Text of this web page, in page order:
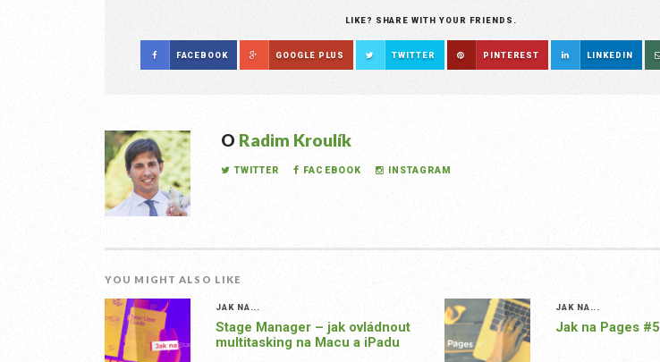
LIKE? SHARE WITH YOUR FRIENDS.
FACEBOOK GOOGLE PLUS TWITTER PINTEREST LINKEDIN
O Radim Kroulík
TWITTER FACEBOOK INSTAGRAM
YOU MIGHT ALSO LIKE
JAK NA...
Stage Manager – jak ovládnout
multitasking na Macu a iPadu
JAK NA...
Jak na Pages #5